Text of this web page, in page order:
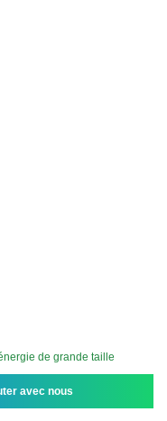
de grande taille
avec nous